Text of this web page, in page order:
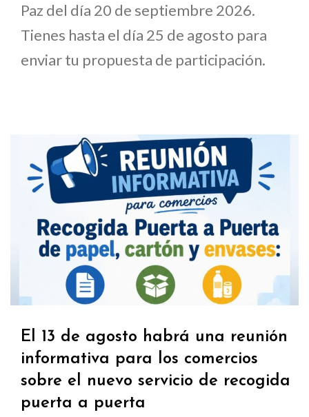
Paz del día 20 de septiembre 2026.
Tienes hasta el día 25 de agosto para
enviar tu propuesta de participación.
El 13 de agosto habrá una reunión
informativa para los comercios
sobre el nuevo servicio de recogida
puerta a puerta